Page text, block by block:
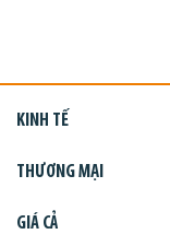
KINH TẾ
THƯƠNG MẠI
GIÁ CẢ